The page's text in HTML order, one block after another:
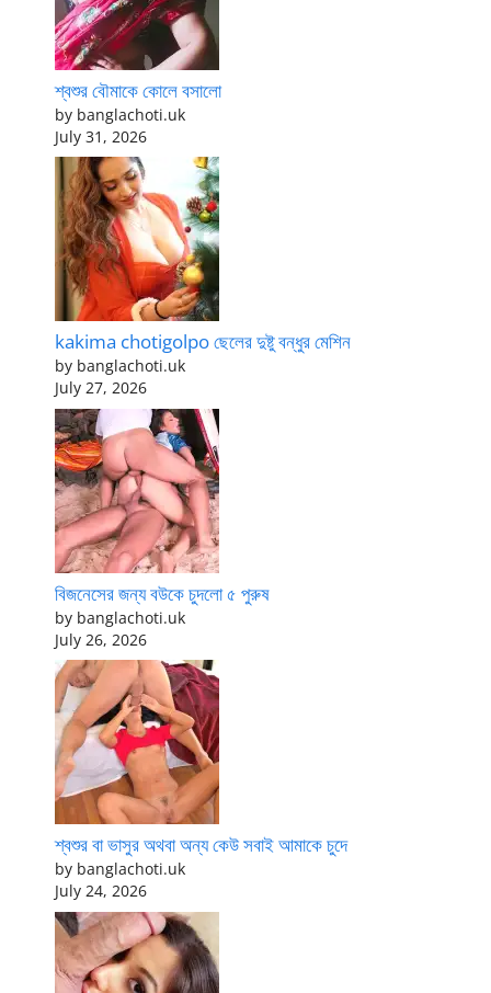
শ্বশুর বৌমাকে কোলে বসালো
by banglachoti.uk
July 31, 2026
kakima chotigolpo ছেলের দুষ্টু বন্ধুর মেশিন
by banglachoti.uk
July 27, 2026
বিজনেসের জন্য বউকে চুদলো ৫ পুরুষ
by banglachoti.uk
July 26, 2026
শ্বশুর বা ভাসুর অথবা অন্য কেউ সবাই আমাকে চুদে
by banglachoti.uk
July 24, 2026